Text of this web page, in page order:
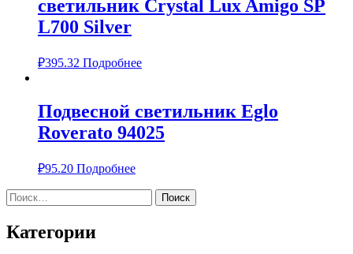
светильник Crystal Lux Amigo SP
L700 Silver
₽395.32 Подробнее
Подвесной светильник Eglo
Roverato 94025
₽95.20 Подробнее
Найти:
Категории